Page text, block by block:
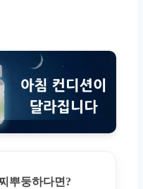
뿌둥하다면?